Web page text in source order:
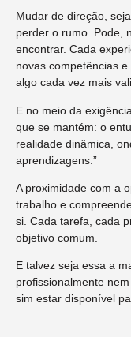
Mudar de direção,
perder o rumo. Pode,
encontrar. Cada
novas competências
algo cada vez mais
E no meio da
que se mantém: o
realidade dinâmica,
aprendizagens.”
A proximidade com a
trabalho e
si. Cada tarefa, cada
objetivo comum.
E talvez seja essa a
profissionalmente
sim estar disponível